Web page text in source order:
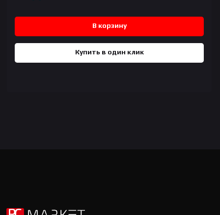
В корзину
Купить в один клик